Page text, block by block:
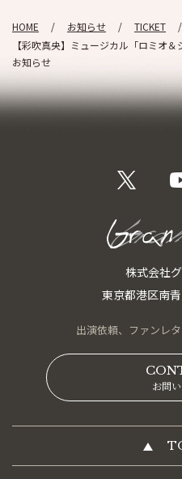
HOME お知らせ
TICKET
【彩吹真央】ミュージカル「ロミオ
お知らせ
株式会社
東京都港区南
出演依頼、 ファンレ
お問